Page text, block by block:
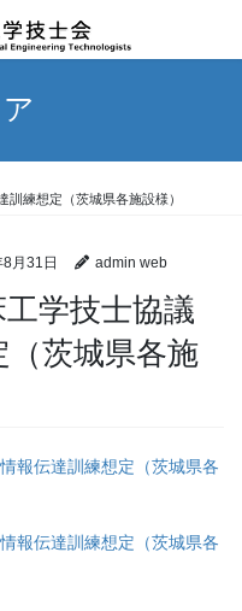
訓練想定（茨城県各施設様）
月31日 admin web
工学技士協議
（茨城県各施
報伝達訓練想定（茨城県各
報伝達訓練想定（茨城県各